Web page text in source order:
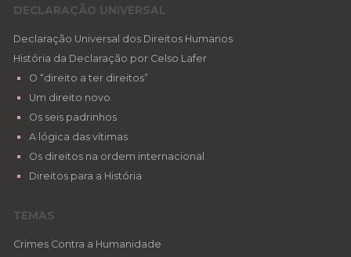
DECLARAÇÃO UNIVERSAL
Declaração Universal dos Direitos Humanos
História da Declaração por Celso Lafer
O “direito a ter direitos”
Um direito novo
Os seis padrinhos
A lógica das vítimas
Os direitos na ordem internacional
Direitos para a História
TEMAS
Crimes Contra a Humanidade